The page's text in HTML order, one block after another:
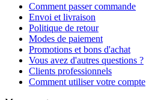
Comment passer commande
Envoi et livraison
Politique de retour
Modes de paiement
Promotions et bons d'achat
Vous avez d'autres questions ?
Clients professionnels
Comment utiliser votre compte